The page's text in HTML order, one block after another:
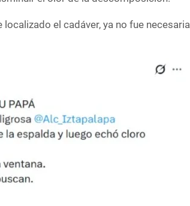
el cadáver, ya no fue necesaria